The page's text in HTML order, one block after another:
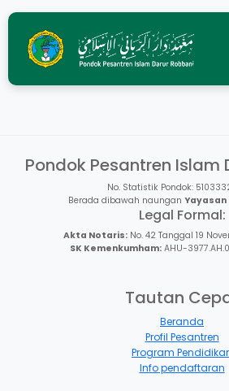
Pondok Pesantren Islam
No. Statistik Pondok:
Berada dibawah naungan Yayasan
Legal Formal:
Akta Notaris:No. 42 Tanggal 19
SK Kemenkumham:AHU-
Tautan
Beranda
Profil Pesantren
Program
Info pendaftaran